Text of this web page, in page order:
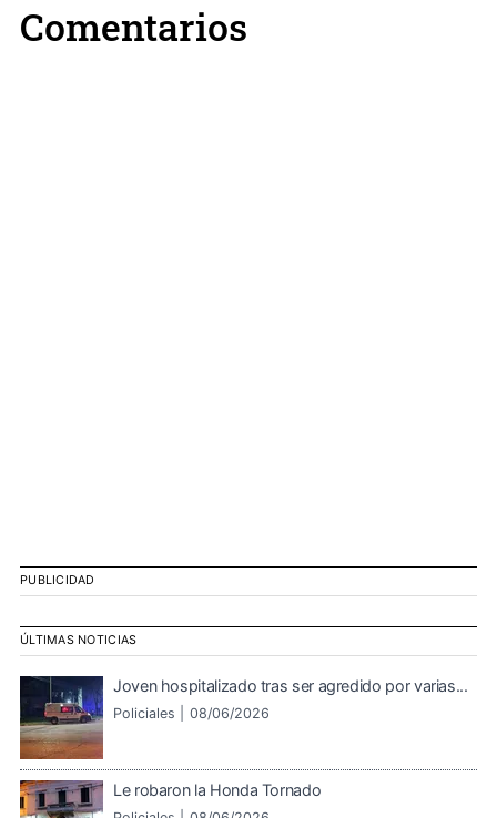
Comentarios
PUBLICIDAD
ÚLTIMAS NOTICIAS
Joven hospitalizado tras ser agredido por varias...
Policiales | 08/06/2026
Le robaron la Honda Tornado